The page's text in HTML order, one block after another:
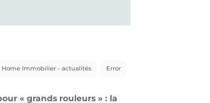
Home Immobilier - actualités Error
« grands rouleurs » : la